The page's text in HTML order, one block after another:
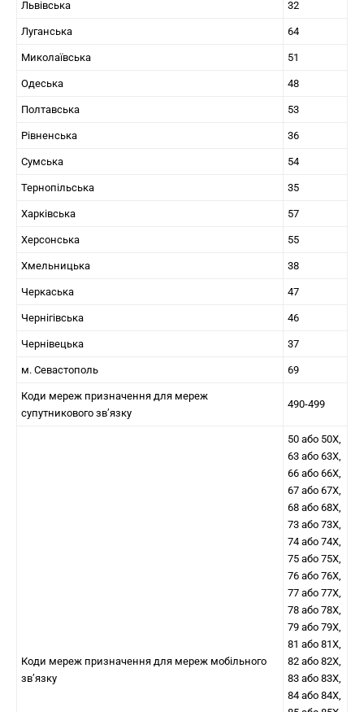
Львівська 32
Луганська 64
Миколаївська 51
Одеська 48
Полтавська 53
Рівненська 36
Сумська 54
Тернопільська 35
Харківська 57
Херсонська 55
Хмельницька 38
Черкаська 47
Чернігівська 46
Чернівецька 37
м. Севастополь 69
Коди мереж призначення для мереж
супутникового зв’язку
490-499
Коди мереж призначення для мереж мобільного
зв’язку
50 або 50Х,
63 або 63Х,
66 або 66Х,
67 або 67Х,
68 або 68Х,
73 або 73Х,
74 або 74Х,
75 або 75Х,
76 або 76Х,
77 або 77Х,
78 або 78Х,
79 або 79Х,
81 або 81Х,
82 або 82Х,
83 або 83Х,
84 або 84Х,